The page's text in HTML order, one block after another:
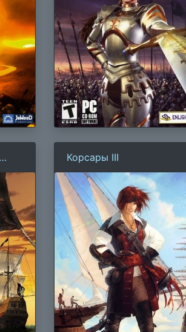
Корсары III